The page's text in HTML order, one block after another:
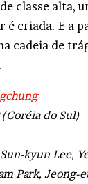
classe alta,
é criada. E a
cadeia de
do Sul)
kyun Lee,
Park, Jeong-